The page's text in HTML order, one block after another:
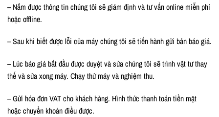
– Nắm được thông tin chúng tôi sẽ giám định và tư vấn online miễn phí
hoặc offline.
– Sau khi biết được lỗi của máy chúng tôi sẽ tiến hành gửi bản báo giá.
– Lúc báo giá bắt đầu được duyệt và sửa chúng tôi sẽ trình vật tư thay
thế và sửa xong máy. Chạy thử máy và nghiệm thu.
– Gửi hóa đơn VAT cho khách hàng. Hình thức thanh toán tiền mặt
hoặc chuyển khoản điều được.